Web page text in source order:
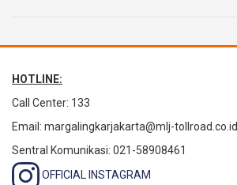
HOTLINE:
Call Center: 133
Email: margalingkarjakarta@mlj-tollroad.co.id
Sentral Komunikasi: 021-58908461
OFFICIAL INSTAGRAM